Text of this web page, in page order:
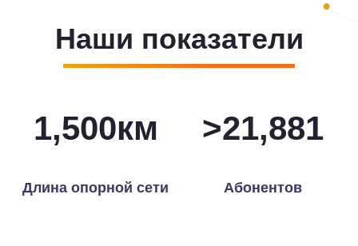
Наши показатели
1,500км
Длина опорной сети
>21,971
Абонентов